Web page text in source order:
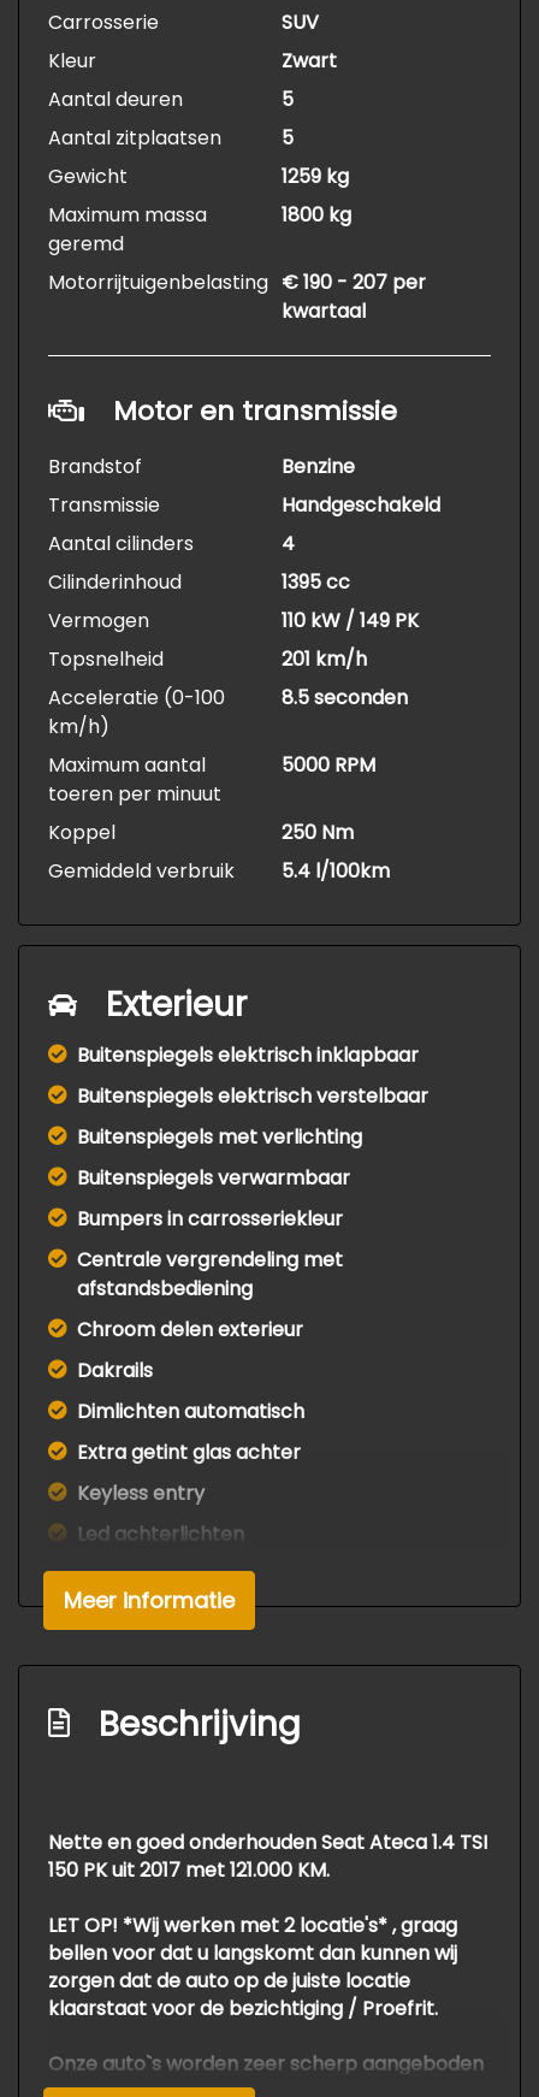
Carrosserie
SUV
Kleur
Zwart
Aantal deuren
5
Aantal zitplaatsen
5
Gewicht
1259 kg
Maximum massa
geremd
1800 kg
Motorrijtuigenbelasting € 190 - 207 per
kwartaal
Motor en transmissie
Brandstof
Benzine
Transmissie
Handgeschakeld
Aantal cilinders
4
Cilinderinhoud
1395 cc
Vermogen
110 kW / 149 PK
Topsnelheid
201 km/h
Acceleratie (0-100
km/h)
8.5 seconden
Maximum aantal
toeren per minuut
5000 RPM
Koppel
250 Nm
Gemiddeld verbruik
5.4 l/100km
Exterieur
Buitenspiegels elektrisch inklapbaar
Buitenspiegels elektrisch verstelbaar
Buitenspiegels met verlichting
Buitenspiegels verwarmbaar
Bumpers in carrosseriekleur
Centrale vergrendeling met
afstandsbediening
Chroom delen exterieur
Dakrails
Dimlichten automatisch
Extra getint glas achter
Keyless entry
Led achterlichten
Led dagrijverlichting
Led koplampen
Parkeersensor achter
Achterbank in delen neerklapbaar
Airco automatisch
Armsteun achter
Armsteun voor
Bagagedek
Bestuurdersstoel in hoogte verstelbaar
Binnenspiegel automatisch dimmend
Meer informatie
Beschrijving
Nette en goed onderhouden Seat Ateca 1.4 TSI
150 PK uit 2017 met 121.000 KM.
LET OP! *Wij werken met 2 locatie's* , graag
bellen voor dat u langskomt dan kunnen wij
zorgen dat de auto op de juiste locatie
klaarstaat voor de bezichtiging / Proefrit.
Onze auto`s worden zeer scherp aangeboden